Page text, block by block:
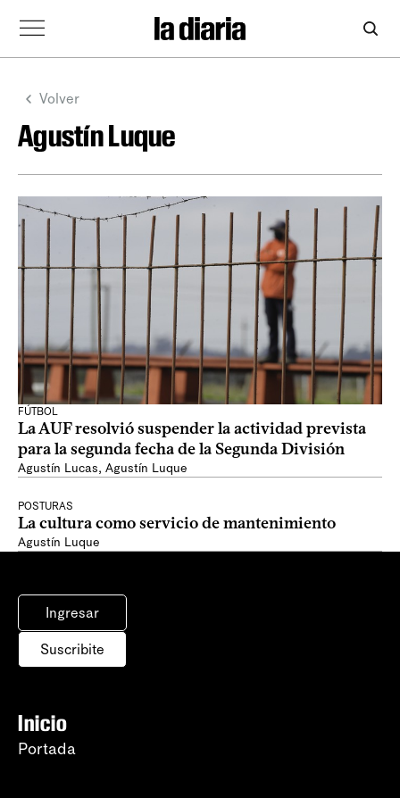
Volver
Agustín Luque
FÚTBOL
La AUF resolvió suspender la actividad prevista
para la segunda fecha de la Segunda División
Agustín Lucas, Agustín Luque
POSTURAS
La cultura como servicio de mantenimiento
Agustín Luque
Ingresar
Suscribite
Inicio
Portada